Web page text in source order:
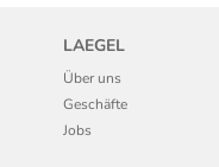
LAEGEL
Über uns
Geschäfte
Jobs